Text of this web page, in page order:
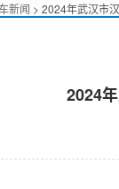
新闻 > 2024年武汉市
2024